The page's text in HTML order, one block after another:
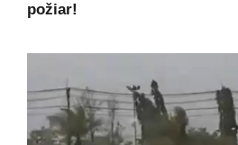
požiar!